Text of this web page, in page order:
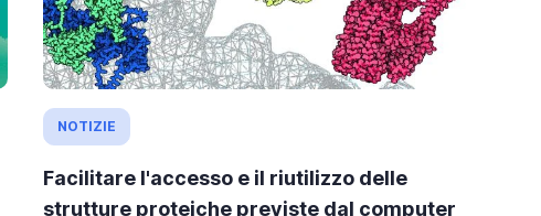
NOTIZIE
Facilitare l'accesso e il riutilizzo delle
strutture proteiche previste dal computer